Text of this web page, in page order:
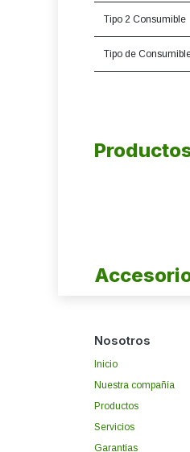
Tipo 2 Consumible
Tipo de
Nosotros
Inicio
Nuestra compañía
Productos
Servicios
Garantías